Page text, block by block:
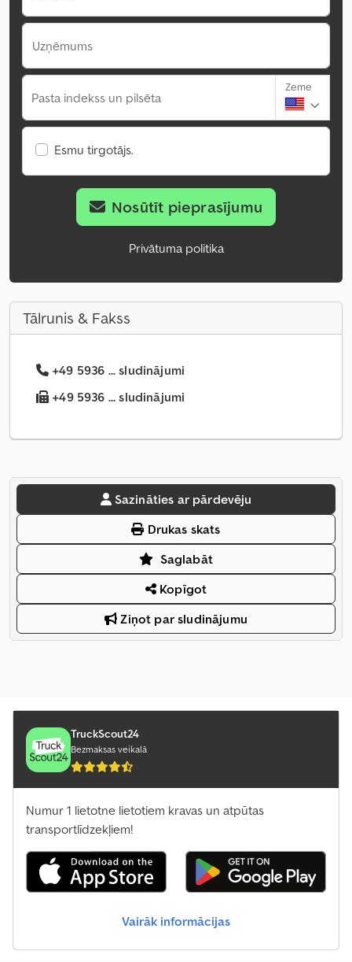
Uzņēmums
Pasta indekss un pilsēta
Zeme
Esmu tirgotājs.
Nosūtīt pieprasījumu
Privātuma politika
Tālrunis & Fakss
+49 5936 ... sludinājumi
+49 5936 ... sludinājumi
Sazināties ar pārdevēju
Drukas skats
Saglabāt
Kopīgot
Ziņot par sludinājumu
TruckScout24
Bezmaksas veikalā
Numur 1 lietotne lietotiem kravas un atpūtas
transportlīdzekļiem!
Vairāk informācijas